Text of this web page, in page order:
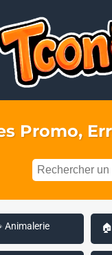
Promo,
Animalerie